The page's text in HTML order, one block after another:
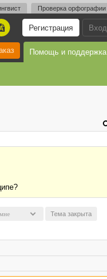
Проверка орфографии
Вход
Регистрация
Помощь и поддержка
Тема закрыта